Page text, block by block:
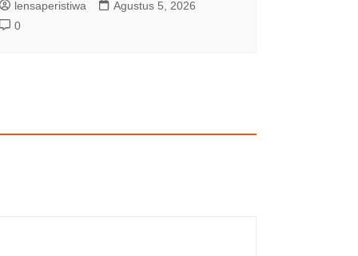
lensaperistiwa
Agustus 5, 2026
0